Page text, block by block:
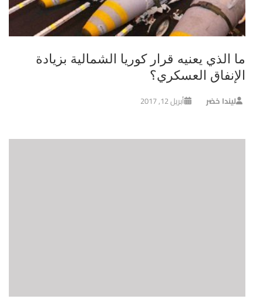
ما الذي يعنيه قرار كوريا الشمالية بزيادة
الإنفاق العسكري؟
ليندا خضر أبريل 12, 2017